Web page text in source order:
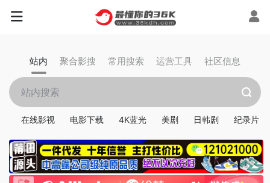
站内 聚合影搜 常用搜索 运营工具 社区信息
在线影视 电影下载 4K蓝光 美剧 日韩剧 纪录片